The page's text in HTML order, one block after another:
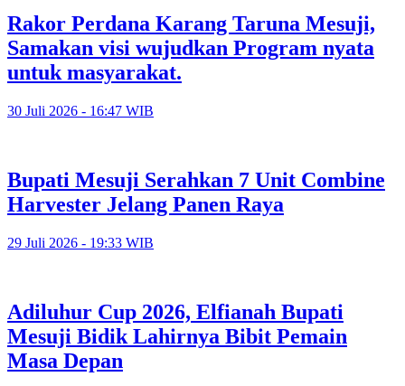
Rakor Perdana Karang Taruna Mesuji,
Samakan visi wujudkan Program nyata
untuk masyarakat.
30 Juli 2026 - 16:47 WIB
Bupati Mesuji Serahkan 7 Unit Combine
Harvester Jelang Panen Raya
29 Juli 2026 - 19:33 WIB
Adiluhur Cup 2026, Elfianah Bupati
Mesuji Bidik Lahirnya Bibit Pemain
Masa Depan